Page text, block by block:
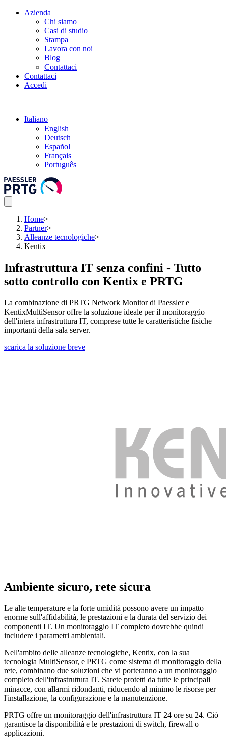
Azienda
Chi siamo
Casi di studio
Stampa
Lavora con noi
Blog
Contattaci
Contattaci
Accedi
Italiano
English
Deutsch
Español
Français
Português
Home>
Partner>
Alleanze tecnologiche>
Kentix
Infrastruttura IT senza confini - Tutto
sotto controllo con Kentix e PRTG
La combinazione di PRTG Network Monitor di Paessler e
KentixMultiSensor offre la soluzione ideale per il monitoraggio
dell'intera infrastruttura IT, comprese tutte le caratteristiche fisiche
importanti della sala server.
scarica la soluzione breve
Ambiente sicuro, rete sicura
Le alte temperature e la forte umidità possono avere un impatto
enorme sull'affidabilità, le prestazioni e la durata del servizio dei
componenti IT. Un monitoraggio IT completo dovrebbe quindi
includere i parametri ambientali.
Nell'ambito delle alleanze tecnologiche, Kentix, con la sua
tecnologia MultiSensor, e PRTG come sistema di monitoraggio della
rete, combinano due soluzioni che vi porteranno a un monitoraggio
completo dell'infrastruttura IT. Sarete protetti da tutte le principali
minacce, con allarmi ridondanti, riducendo al minimo le risorse per
l'installazione, la configurazione e la manutenzione.
PRTG offre un monitoraggio dell'infrastruttura IT 24 ore su 24. Ciò
garantisce la disponibilità e le prestazioni di switch, firewall o
applicazioni.